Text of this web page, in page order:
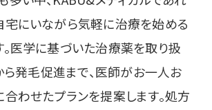
宅にいながら気軽に治療を始める
。医学に基づいた治療薬を取り扱
ら発毛促進まで、医師がお一人お
合わせたプランを提案します。処方